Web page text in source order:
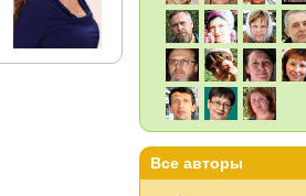
Все авторы